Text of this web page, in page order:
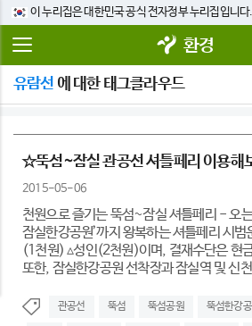
이 누리집은 대한민국 공식 전자정부 누리집입니다.
환경
유람선 에 대한 태그클라우드
☆뚝섬~잠실 관공선 셔틀페리 이용
2015-05-06
천원으로 즐기는 뚝섬~잠실 셔틀페리 - 오
잠실한강공원’까지 왕복하는 셔틀페리 시
(1천원) ▵성인(2천원)이며, 결재수단은 현
또한, 잠실한강공원 선착장과 잠실역 및 신
관공선 뚝섬 뚝섬공원 뚝섬한강